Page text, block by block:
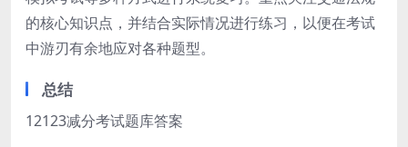
的核心知识点，并结合实际情况进行练习，以便在考试
中游刃有余地应对各种题型。
总结
12123减分考试题库答案